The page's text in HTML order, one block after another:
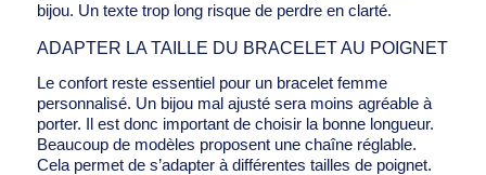
bijou. Un texte trop long risque de perdre en clarté.
ADAPTER LA TAILLE DU BRACELET AU POIGNET
Le confort reste essentiel pour un bracelet femme
personnalisé. Un bijou mal ajusté sera moins agréable à
porter. Il est donc important de choisir la bonne longueur.
Beaucoup de modèles proposent une chaîne réglable.
Cela permet de s’adapter à différentes tailles de poignet.